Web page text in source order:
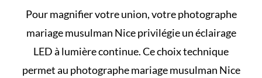
Pour magnifier votre union, votre photographe
mariage musulman Nice privilégie un éclairage
LED à lumière continue. Ce choix technique
permet au photographe mariage musulman Nice